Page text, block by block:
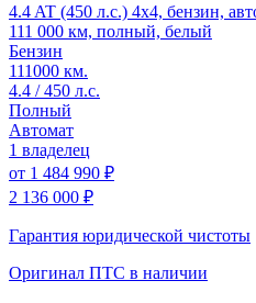
4.4 AT (450 л.с.) 4x4, бензин,
111 000 км, полный, белый
Бензин
111000 км.
4.4 / 450 л.с.
Полный
Автомат
1 владелец
от 1 484 990 ₽
2 136 000 ₽
Гарантия юридической чистоты
Оригинал ПТС в наличии